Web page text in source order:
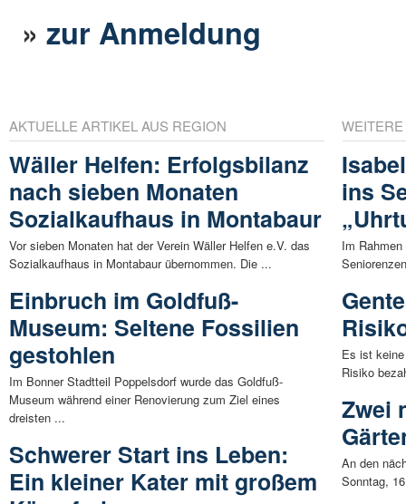
»zur Anmeldung
AKTUELLE ARTIKEL AUS REGION
Wäller Helfen: Erfolgsbilanz
nach sieben Monaten
Sozialkaufhaus in Montabaur
Vor sieben Monaten hat der Verein Wäller Helfen e.V. das
Sozialkaufhaus in Montabaur übernommen. Die ...
Einbruch im Goldfuß-
Museum: Seltene Fossilien
gestohlen
Im Bonner Stadtteil Poppelsdorf wurde das Goldfuß-
Museum während einer Renovierung zum Ziel eines
dreisten ...
Schwerer Start ins Leben:
Ein kleiner Kater mit großem
ins
Im Rahmen
Es ist
Risiko
Zwei
An den
Sonntag,